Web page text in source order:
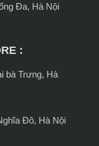
Đa, Hà Nội
:
bà Trưng, Hà
Đô, Hà Nội